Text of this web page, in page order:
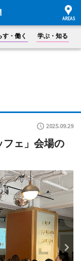
す・働く 学ぶ・知る
2025.09.29
フェ」会場の